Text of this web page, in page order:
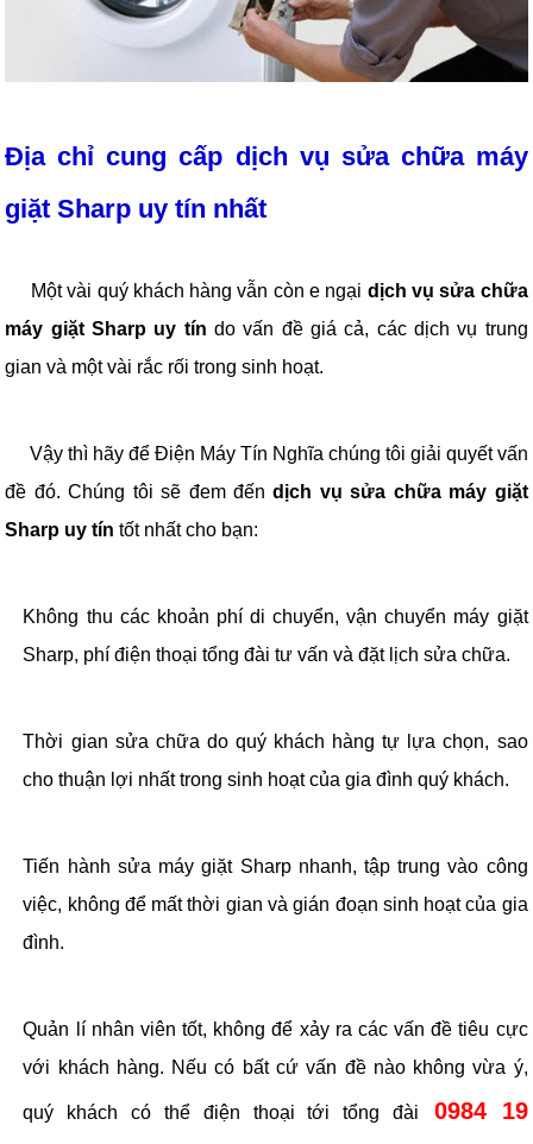
Địa chỉ cung cấp dịch vụ sửa chữa máy
giặt Sharp uy tín nhất
Một vài quý khách hàng vẫn còn e ngại dịch vụ sửa chữa
máy giặt Sharp uy tín do vấn đề giá cả, các dịch vụ trung
gian và một vài rắc rối trong sinh hoạt.
Vậy thì hãy để Điện Máy Tín Nghĩa chúng tôi giải quyết vấn
đề đó. Chúng tôi sẽ đem đếndịch vụ sửa chữa máy giặt
Sharp uy tín tốt nhất cho bạn:
Không thu các khoản phí di chuyển, vận chuyển máy giặt
Sharp, phí điện thoại tổng đài tư vấn và đặt lịch sửa chữa.
Thời gian sửa chữa do quý khách hàng tự lựa chọn, sao
cho thuận lợi nhất trong sinh hoạt của gia đình quý khách.
Tiến hành sửa máy giặt Sharp nhanh, tập trung vào công
việc, không để mất thời gian và gián đoạn sinh hoạt của gia
đình.
Quản lí nhân viên tốt, không để xảy ra các vấn đề tiêu cực
với khách hàng. Nếu có bất cứ vấn đề nào không vừa ý,
quý khách có thể điện thoại tới tổng đài
0984 19